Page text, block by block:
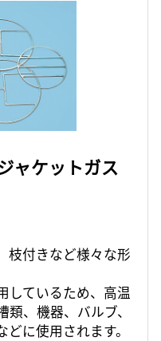
ャケットガス
枝付きなど様々な形
しているため、高温
、機器、バルブ、
に使用されます。